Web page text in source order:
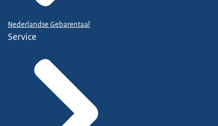
Nederlandse Gebarentaal
Service